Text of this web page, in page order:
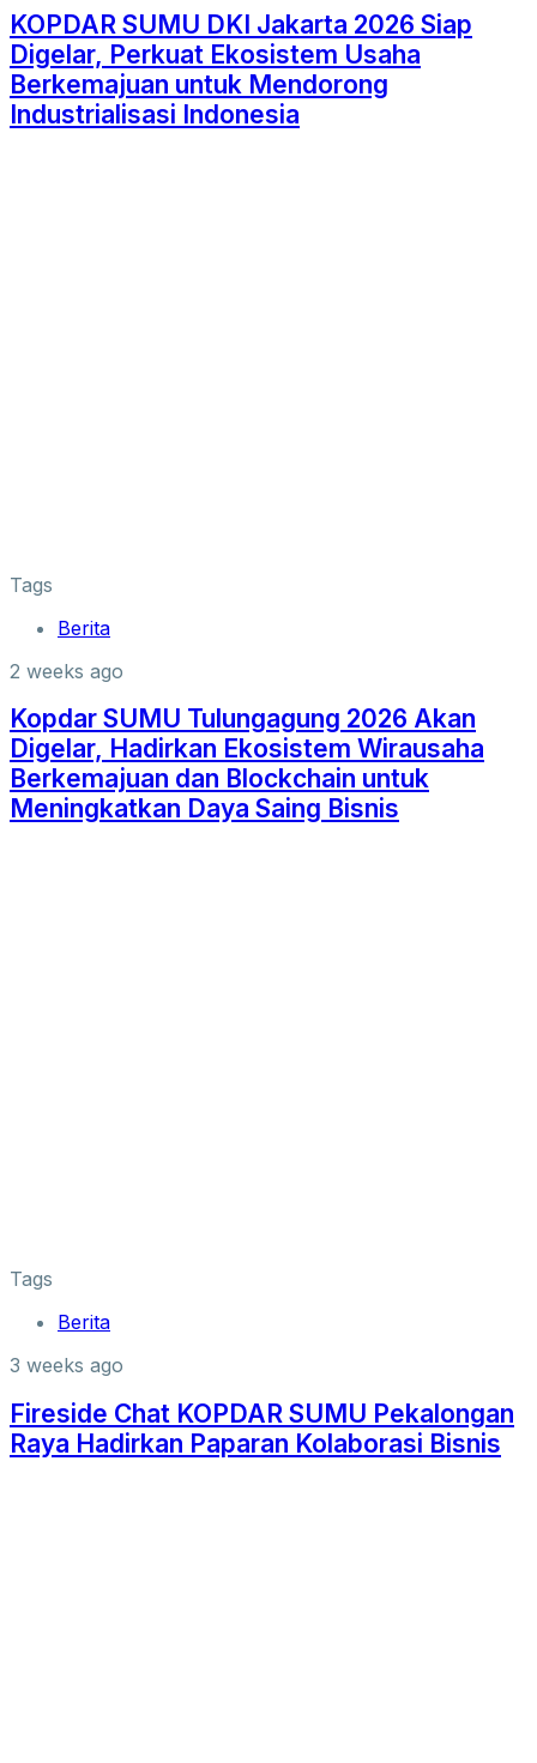
KOPDAR SUMU DKI Jakarta 2026 Siap
Digelar, Perkuat Ekosistem Usaha
Berkemajuan untuk Mendorong
Industrialisasi Indonesia
Tags
Berita
2 weeks ago
Kopdar SUMU Tulungagung 2026 Akan
Digelar, Hadirkan Ekosistem Wirausaha
Berkemajuan dan Blockchain untuk
Meningkatkan Daya Saing Bisnis
Tags
Berita
3 weeks ago
Fireside Chat KOPDAR SUMU Pekalongan
Raya Hadirkan Paparan Kolaborasi Bisnis